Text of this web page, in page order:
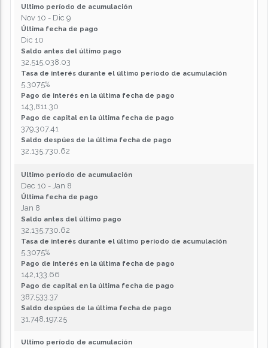
Ultimo período de acumulación
Nov 10 - Dic 9
Última fecha de pago
Dic 10
Saldo antes del último pago
32,515,038.03
Tasa de interés durante el último periodo de acumulación
5.3075%
Pago de interés en la última fecha de pago
143,811.30
Pago de capital en la última fecha de pago
379,307.41
Saldo despúes de la última fecha de pago
32,135,730.62
Ultimo período de acumulación
Dec 10 - Jan 8
Última fecha de pago
Jan 8
Saldo antes del último pago
32,135,730.62
Tasa de interés durante el último periodo de acumulación
5.3075%
Pago de interés en la última fecha de pago
142,133.66
Pago de capital en la última fecha de pago
387,533.37
Saldo despúes de la última fecha de pago
31,748,197.25
Ultimo período de acumulación